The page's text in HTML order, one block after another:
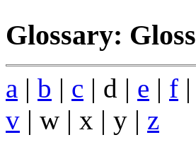
Glossary:
a | b | c | d | e | f
v | w | x | y | z